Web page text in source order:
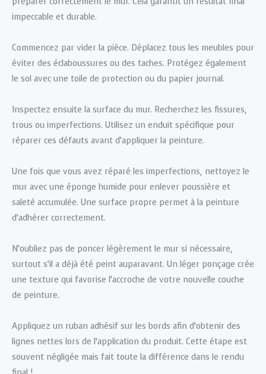
impeccable et durable.
Commencez par vider la pièce. Déplacez tous les meubles pour
éviter des éclaboussures ou des taches. Protégez également
le sol avec une toile de protection ou du papier journal.
Inspectez ensuite la surface du mur. Recherchez les fissures,
trous ou imperfections. Utilisez un enduit spécifique pour
réparer ces défauts avant d’appliquer la peinture.
Une fois que vous avez réparé les imperfections, nettoyez le
mur avec une éponge humide pour enlever poussière et
saleté accumulée. Une surface propre permet à la peinture
d’adhérer correctement.
N’oubliez pas de poncer légèrement le mur si nécessaire,
surtout s’il a déjà été peint auparavant. Un léger ponçage crée
une texture qui favorise l’accroche de votre nouvelle couche
de peinture.
Appliquez un ruban adhésif sur les bords afin d’obtenir des
lignes nettes lors de l’application du produit. Cette étape est
souvent négligée mais fait toute la différence dans le rendu